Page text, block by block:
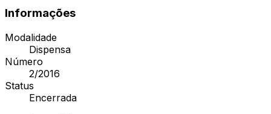
Informações
Modalidade
Dispensa
Número
2/2016
Status
Encerrada